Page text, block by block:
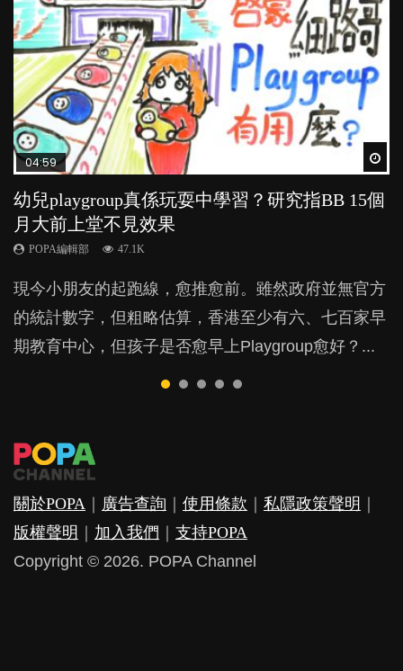
04:59
幼兒playgroup真係玩耍中學習？研究指BB 15個
月大前上堂不見效果
POPA編輯部 47.1K
現今小朋友的起跑線，愈推愈前。雖然政府並無官方
的統計數字，但粗略估算，香港至少有六、七百家早
期教育中心，但孩子是否愈早上Playgroup愈好？...
03:39
幼稚園遊戲課 如何刺激幼兒自發學習取代獎勵
與懲罰？
POPA編輯部 33.1K
由美國學者所創的 tools of the mind 課程，學生以遊
戲方式學習，學術能力和自制能力亦明顯比其他小朋
友優勝，到底這課程有何特別之處？...
03:02
老公患產後憂鬱症對BB的影響
POPA編輯部 15.9K
鬱，影響日常生活，嚴重的甚至會有自殺，或傷害小
朋友的念頭。但為何爸爸患上產後抑鬱往往難以察
覺？...
04:06
全職好？在職好？｜全職媽媽與在職媽媽的壓
力與價值
POPA編輯部 25.8K
許多媽媽心底可能都有一刻掙扎過：究竟全職好，還
是在職好。雖說每個家庭都有自己的獨特狀況和考慮
因素，但原來全職和在職媽媽所養育的子女其實都各
04:18
凡事以BB為中心，就係好爸媽？｜別忽視父母
的身心虛耗
POPA編輯部 31.5K
父母日夜無間、身心俱疲地照顧BB，如何做到正向
教養？部份父母更會為了小朋友放棄自己的嗜好、減
少出席朋友聚會等等，你以為會換來美好的親子關
關於POPA 廣告查詢 使用條款 私隱政策聲明
版權聲明
加入我們
支持POPA
Copyright © 2026. POPA Channel